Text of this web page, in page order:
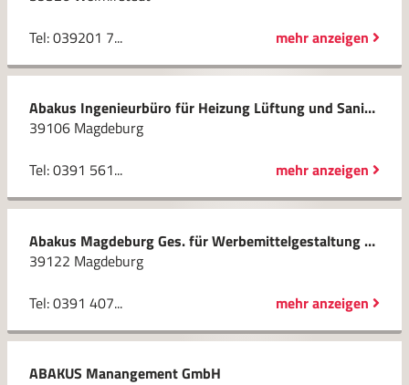
Tel: 039201 7...
mehr anzeigen
Abakus Ingenieurbüro für Heizung Lüftung und Sanitär GmbH
39106 Magdeburg
Tel: 0391 561...
mehr anzeigen
Abakus Magdeburg Ges. für Werbemittelgestaltung und -vertrieb mbH
39122 Magdeburg
Tel: 0391 407...
mehr anzeigen
ABAKUS Manangement GmbH